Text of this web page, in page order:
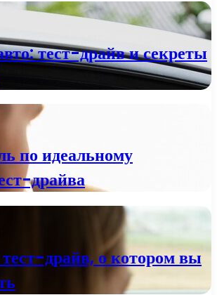
тест-драйв и секреты
по идеальному
драйва
драйв, о котором вы